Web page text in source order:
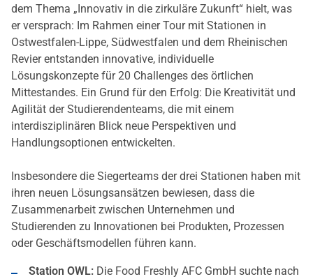
dem Thema „Innovativ in die zirkuläre Zukunft“ hielt, was
er versprach: Im Rahmen einer Tour mit Stationen in
Ostwestfalen-Lippe, Südwestfalen und dem Rheinischen
Revier entstanden innovative, individuelle
Lösungskonzepte für 20 Challenges des örtlichen
Mittestandes. Ein Grund für den Erfolg: Die Kreativität und
Agilität der Studierendenteams, die mit einem
interdisziplinären Blick neue Perspektiven und
Handlungsoptionen entwickelten.
Insbesondere die Siegerteams der drei Stationen haben mit
ihren neuen Lösungsansätzen bewiesen, dass die
Zusammenarbeit zwischen Unternehmen und
Studierenden zu Innovationen bei Produkten, Prozessen
oder Geschäftsmodellen führen kann.
Station OWL: Die Food Freshly AFC GmbH suchte nach